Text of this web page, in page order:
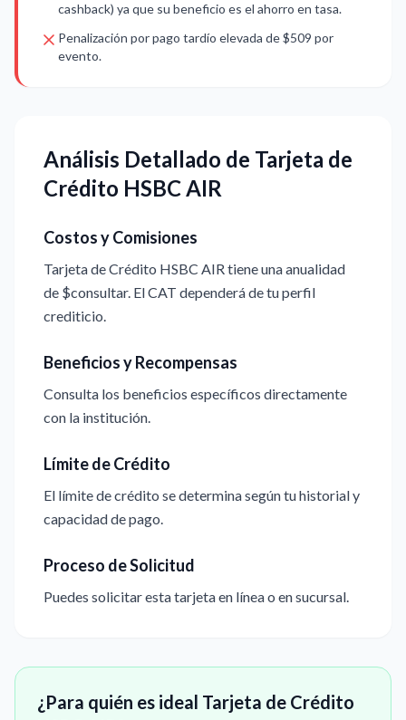
cashback) ya que su beneficio es el ahorro en tasa.
Penalización por pago tardío elevada de $509 por
evento.
Análisis Detallado de Tarjeta de
Crédito HSBC AIR
Costos y Comisiones
Tarjeta de Crédito HSBC AIR tiene una anualidad
de $consultar. El CAT dependerá de tu perfil
crediticio.
Beneficios y Recompensas
Consulta los beneficios específicos directamente
con la institución.
Límite de Crédito
El límite de crédito se determina según tu historial y
capacidad de pago.
Proceso de Solicitud
Puedes solicitar esta tarjeta en línea o en sucursal.
¿Para quién es ideal Tarjeta de Crédito